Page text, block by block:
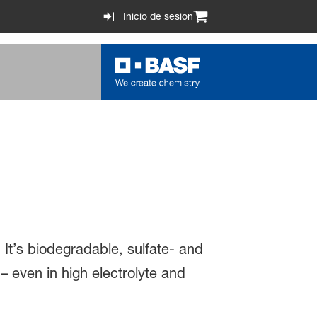
Inicio de sesión
biodegradable, sulfate- and
even in high electrolyte and